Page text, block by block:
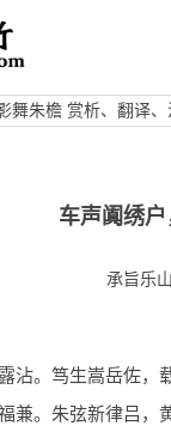
舞朱檐 赏析、翻译、
车声阗绣
承旨乐
沾。笃生嵩岳佐，
兼。朱弦新律吕，